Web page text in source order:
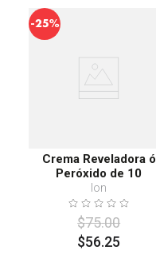
-25%
Crema Reveladora ó
Peróxido de 10
Ion
$75.00
$56.25